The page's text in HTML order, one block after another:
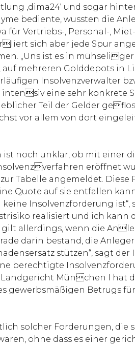
‚dima24‘ und sogar
bediente, wussten die
für Vertriebs-, Personal-,
sich aber jede Spur
„Uns ist es in
mehreren Golddepots in
Insolvenzverwalter
eine sehr konkrete
Teil der Gelder
vor allem von dort
noch unklar, ob mit einer
eröffnet
Tabelle angemeldet.
Quote auf sie entfallen
Insolvenzforderung ist“,
realisiert und ich kann
gilt allerdings, wenn die
darin bestand, die
stützen“, sagt der
berechtigte
Landgericht München I hat
gewerbsmäßigen Betrugs
solcher Forderungen, die
ohne dass es einer